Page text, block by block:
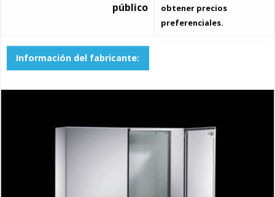
público
obtener precios
preferenciales.
Información del fabricante: